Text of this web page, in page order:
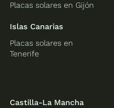
Placas solares en Gijón
Islas Canarias
Placas solares en
Tenerife
Castilla-La Mancha